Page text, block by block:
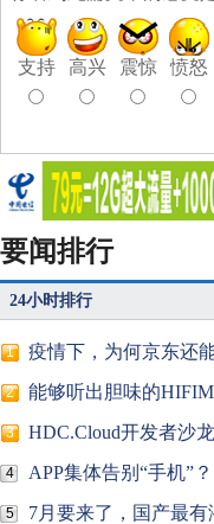
支持 高兴 震惊 愤怒
要闻排行
24小时排行
1 疫情下，为何京东还
2 能够听出胆味的
3 HDC.Cloud开发者沙
4 APP集体告别“手机”
5 7月要来了，国产最有